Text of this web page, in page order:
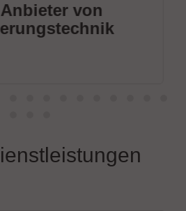
Innovative
von BTU